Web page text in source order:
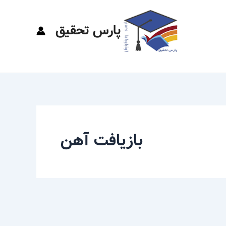
پارس تحقیق
بازیافت آهن